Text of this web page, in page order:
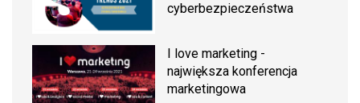
cyberbezpieczeństwa
I love marketing -
największa konferencja
marketingowa